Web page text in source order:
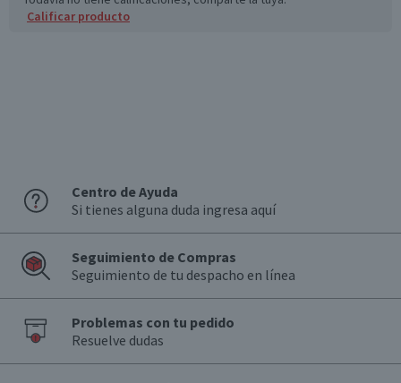
Calificar producto
Centro de Ayuda
Si tienes alguna duda ingresa aquí
Seguimiento de Compras
Seguimiento de tu despacho en línea
Problemas con tu pedido
Resuelve dudas